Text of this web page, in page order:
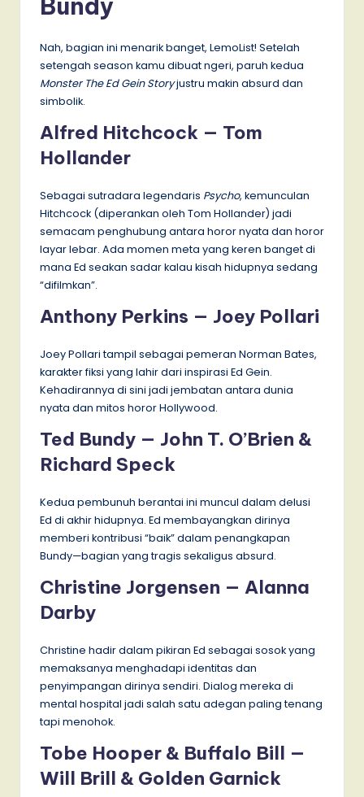
Nah, bagian ini menarik banget, LemoList! Setelah
setengah season kamu dibuat ngeri, paruh kedua
Monster The Ed Gein Storyjustru makin absurd dan
simbolik.
Alfred Hitchcock — Tom
Hollander
Sebagai sutradara legendaris Psycho, kemunculan
Hitchcock (diperankan oleh Tom Hollander) jadi
semacam penghubung antara horor nyata dan horor
layar lebar. Ada momen meta yang keren banget di
mana Ed seakan sadar kalau kisah hidupnya sedang
“difilmkan”.
Anthony Perkins — Joey Pollari
Joey Pollari tampil sebagai pemeran Norman Bates,
karakter fiksi yang lahir dari inspirasi Ed Gein.
Kehadirannya di sini jadi jembatan antara dunia
nyata dan mitos horor Hollywood.
Ted Bundy — John T. O’Brien &
Richard Speck
Kedua pembunuh berantai ini muncul dalam delusi
Ed di akhir hidupnya. Ed membayangkan dirinya
memberi kontribusi “baik” dalam penangkapan
Bundy—bagian yang tragis sekaligus absurd.
Christine Jorgensen — Alanna
Darby
Christine hadir dalam pikiran Ed sebagai sosok yang
memaksanya menghadapi identitas dan
penyimpangan dirinya sendiri. Dialog mereka di
mental hospital jadi salah satu adegan paling tenang
tapi menohok.
Tobe Hooper & Buffalo Bill —
Will Brill & Golden Garnick